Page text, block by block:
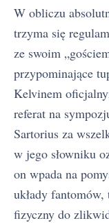
W obliczu
trzyma się
ze swoim
przypominające
Kelvinem
referat na
Sartorius za
w jego słowniku
on wpada na
układy
fizyczny do